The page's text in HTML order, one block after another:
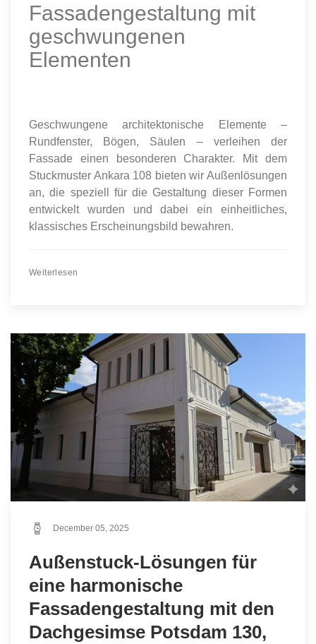
Fassadengestaltung mit
geschwungenen
Elementen
Geschwungene architektonische Elemente –
Rundfenster, Bögen, Säulen – verleihen der
Fassade einen besonderen Charakter. Mit dem
Stuckmuster Ankara 108 bieten wir Außenlösungen
an, die speziell für die Gestaltung dieser Formen
entwickelt wurden und dabei ein einheitliches,
klassisches Erscheinungsbild bewahren.
Weiterlesen
December 05, 2025
Außenstuck-Lösungen für
eine harmonische
Fassadengestaltung mit den
Dachgesimse Potsdam 130,